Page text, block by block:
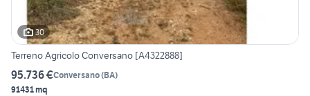
30
Terreno Agricolo Conversano [A4322888]
95.736 €Conversano(BA)
91431 mq